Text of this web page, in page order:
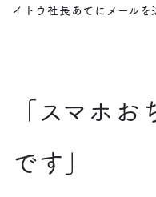
イトウ社長あてにメールを
「スマホ
です」